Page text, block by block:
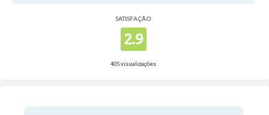
SATISFAÇÃO
2.9
405 visualizações